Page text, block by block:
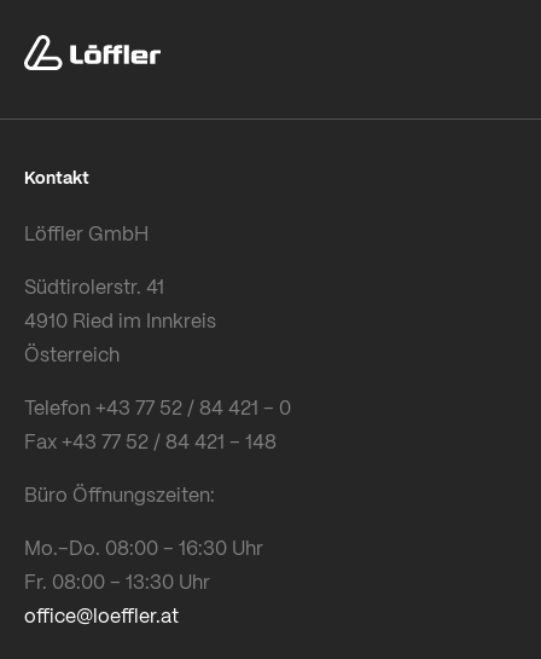
Kontakt
Löffler GmbH
Südtirolerstr. 41
4910 Ried im Innkreis
Österreich
Telefon +43 77 52 / 84 421 – 0
Fax +43 77 52 / 84 421 – 148
Büro Öffnungszeiten:
Mo.–Do. 08:00 – 16:30 Uhr
Fr. 08:00 – 13:30 Uhr
office@loeffler.at